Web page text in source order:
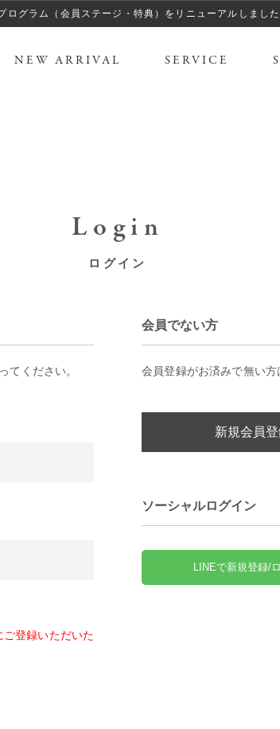
ログラム（会員ステージ・特典）をリニューアルしました
NEW ARRIVAL SERVICE
Login
ログイン
てください。
登録いただいた
会員でない方
会員登録がお済みで無い方
新規会員
ソーシャルログイン
LINEで新規登録/